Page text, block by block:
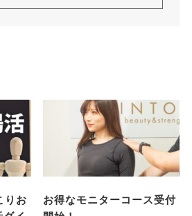
りお
お得なモニターコース受付